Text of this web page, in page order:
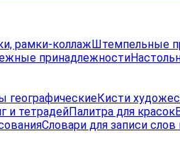
рамки-коллажШтемпельные
принадлежности
географическиеКисти
и тетрадейПалитра для красок
Словари для записи